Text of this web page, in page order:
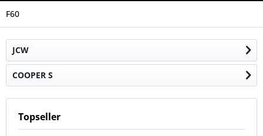
F60
JCW
COOPER S
Topseller